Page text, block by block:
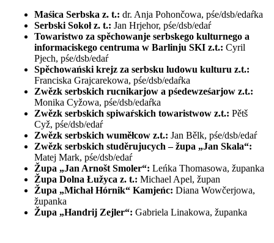
Głowna zgromaźina
Pśedsedaŕ
Zwězkowe pśedsedaŕstwo
Pśeglěd: Zwězkowe pśedsedaŕstwo
Cłonki Zwězkowego pśedsedaŕstwa
Prezidium
Wuběrki
Zastojnstwo
Pśeglěd: Zastojnstwo
Finance a IT
Referenty a projektowe managery
Regionalne powědaŕki
ZARI
Mjeńšynowy sekretariat
Rěcny centrum WITAJ
Serwisowy běrow
Naše nadawki
Pśeglěd: Naše nadawki
Politiske źěło
Maśica Serbska z. t.: dr. Anja Pohončowa, pśe/dsb/edaŕka
Serbski Sokoł z. t.: Jan Hrjehor, pśe/dsb/edaŕ
Towaristwo za spěchowanje serbskego kulturnego a
informaciskego centruma w Barlinju SKI z.t.: Cyril
Pjech, pśe/dsb/edaŕ
Spěchowański krejz za serbsku ludowu kulturu z.t.:
Franciska Grajcarekowa, pśe/dsb/edaŕka
Zwězk serbskich rucnikarjow a pśedewześarjow z.t.:
Monika Cyžowa, pśe/dsb/edaŕka
Zwězk serbskich spiwaŕskich towaristwow z.t.: Pětš
Cyž, pśe/dsb/edaŕ
Zwězk serbskich wuměłcow z.t.: Jan Bělk, pśe/dsb/edaŕ
Zwězk serbskich studěrujucych – župa „Jan Skala“:
Matej Mark, pśe/dsb/edaŕ
Župa „Jan Arnošt Smoler“: Leńka Thomasowa, županka
Župa Dolna Łužyca z. t.: Michael Apel, župan
Župa „Michał Hórnik“ Kamjeńc: Diana Wowčerjowa,
županka
Župa „Handrij Zejler“: Gabriela Linakowa, županka